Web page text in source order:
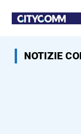
NOTIZIE